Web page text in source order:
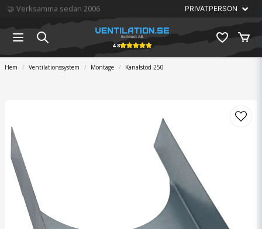
🏆 Störst på ventilation
4.8
Hem Ventilationssystem Montage Kanalstöd 250